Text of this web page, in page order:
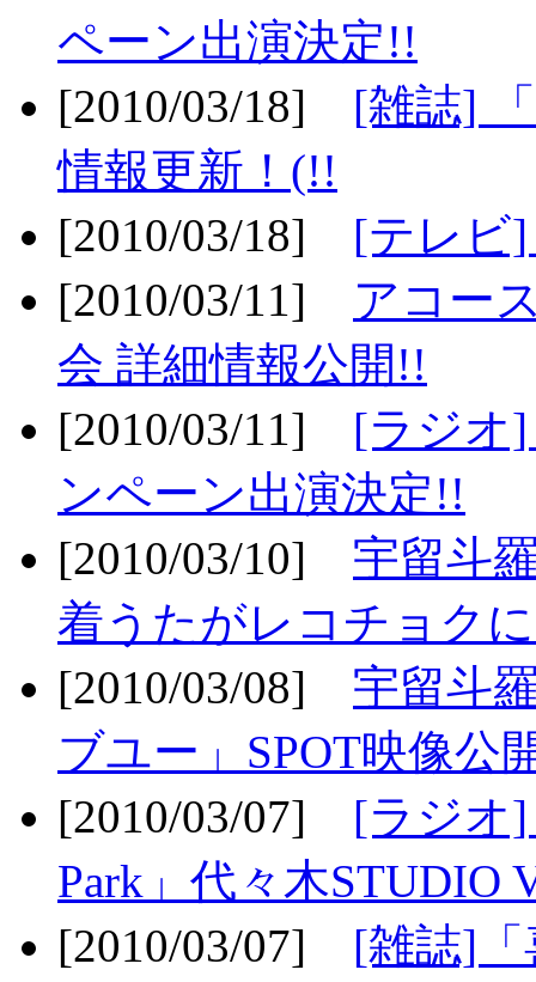
ペーン出演決定!!
[2010/03/18] [雑誌]
情報更新！(!!
[2010/03/18] [テレビ
[2010/03/11] アコー
会 詳細情報公開!!
[2010/03/11] [ラジオ
ンペーン出演決定!!
[2010/03/10] 宇留斗
着うたがレコチョク
[2010/03/08] 宇留斗
ブユー」SPOT映像公
[2010/03/07] [ラジオ]
Park」代々木STUDIO
[2010/03/07] [雑誌]「